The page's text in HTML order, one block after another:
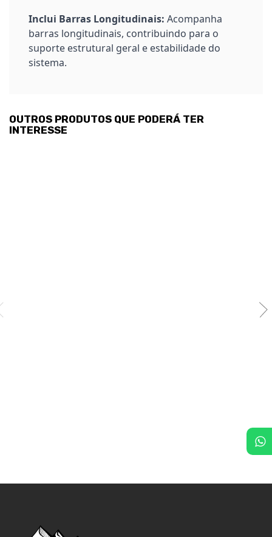
Inclui Barras Longitudinais: Acompanha
barras longitudinais, contribuindo para o
suporte estrutural geral e estabilidade do
sistema.
OUTROS PRODUTOS QUE PODERÁ TER
INTERESSE